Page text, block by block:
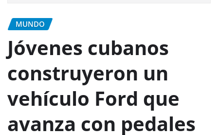
MUNDO
Jóvenes cubanos
construyeron un
vehículo Ford que
avanza con pedales